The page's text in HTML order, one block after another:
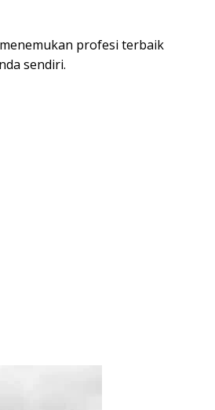
profesi terbaik
sendiri.